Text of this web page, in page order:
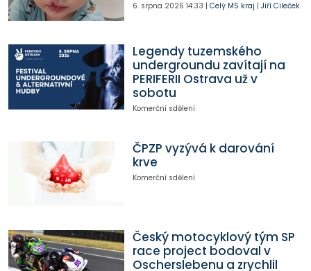
6. srpna 2026 14:33 | Celý MS kraj | Jiří Cileček
Legendy tuzemského
undergroundu zavítají na
PERIFERII Ostrava už v
sobotu
Komerční sdělení
ČPZP vyzývá k darování
krve
Komerční sdělení
Český motocyklový tým SP
race project bodoval v
Oscherslebenu a zrychlil